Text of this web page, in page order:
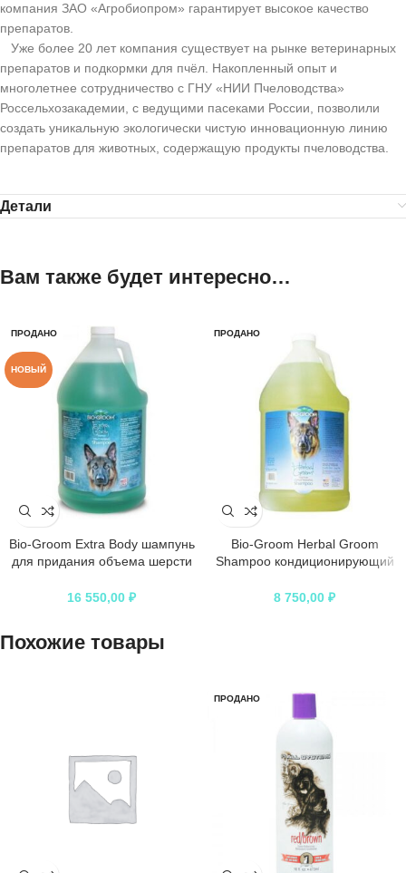
компания ЗАО «Агробиопром» гарантирует высокое качество
препаратов.
Уже более 20 лет компания существует на рынке ветеринарных
препаратов и подкормки для пчёл. Накопленный опыт и
многолетнее сотрудничество с ГНУ «НИИ Пчеловодства»
Россельхозакадемии, с ведущими пасеками России, позволили
создать уникальную экологически чистую инновационную линию
препаратов для животных, содержащую продукты пчеловодства.
Детали
Вам также будет интересно…
ПРОДАНО
НОВЫЙ
Bio-Groom Extra Body шампунь
для придания объема шерсти
16 550,00 ₽
ПРОДАНО
Bio-Groom Herbal Groom
Shampoo кондиционирующий
сульфатов
8 750,00 ₽
Похожие товары
ПРОДАНО